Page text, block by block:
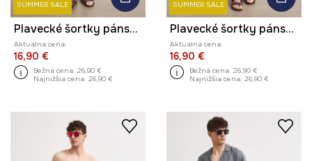
SUMMER SALE
Plavecké šortky pánske so zvieracím motívom
Aktuálna cena:
16,90 €
Bežná cena: 26,90 €
Najnižšia cena: 26,90 €
SUMMER SALE
Plavecké šortky pánske s motívom zeleniny
Aktuálna cena:
16,90 €
Bežná cena: 26,90 €
Najnižšia cena: 26,90 €